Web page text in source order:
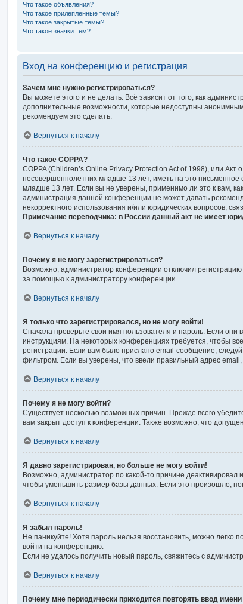
Что такое объявления?
Что такое прилепленные темы?
Что такое закрытые темы?
Что такое значки тем?
Вход на конференцию и регистрация
Зачем мне нужно регистрироваться?
Вы можете этого и не делать. Всё зависит от того, как
дополнительные возможности, которые недоступны
рекомендуем это сделать.
Вернуться к началу
Что такое COPPA?
COPPA (Children’s Online Privacy Protection Act of 1998), или
несовершеннолетних младше 13 лет, иметь на это
младше 13 лет. Если вы не уверены, применимо ли это к вам,
администрация данной конференции не может давать
некорректного использования и/или юридических вопросов,
Примечание переводчика: в России данный акт не имеет
Вернуться к началу
Почему я не могу зарегистрироваться?
Возможно, администратор конференции отключил
за помощью к администратору конференции.
Вернуться к началу
Я только что зарегистрировался, но не могу войти!
Сначала проверьте свои имя пользователя и пароль. Если
инструкциям. На некоторых конференциях требуется, чтобы
регистрации. Если вам было прислано email-сообщение,
фильтром. Если вы уверены, что ввели правильный адрес
Вернуться к началу
Почему я не могу войти?
Существует несколько возможных причин. Прежде всего
вам закрыт доступ к конференции. Также возможно, что
Вернуться к началу
Я давно зарегистрирован, но больше не могу войти!
Возможно, администратор по какой-то причине
чтобы уменьшить размер базы данных. Если это произошло,
Вернуться к началу
Я забыл пароль!
Не паникуйте! Хотя пароль нельзя восстановить, можно
войти на конференцию.
Если не удалось получить новый пароль, свяжитесь с
Вернуться к началу
Почему мне периодически приходится повторять ввод